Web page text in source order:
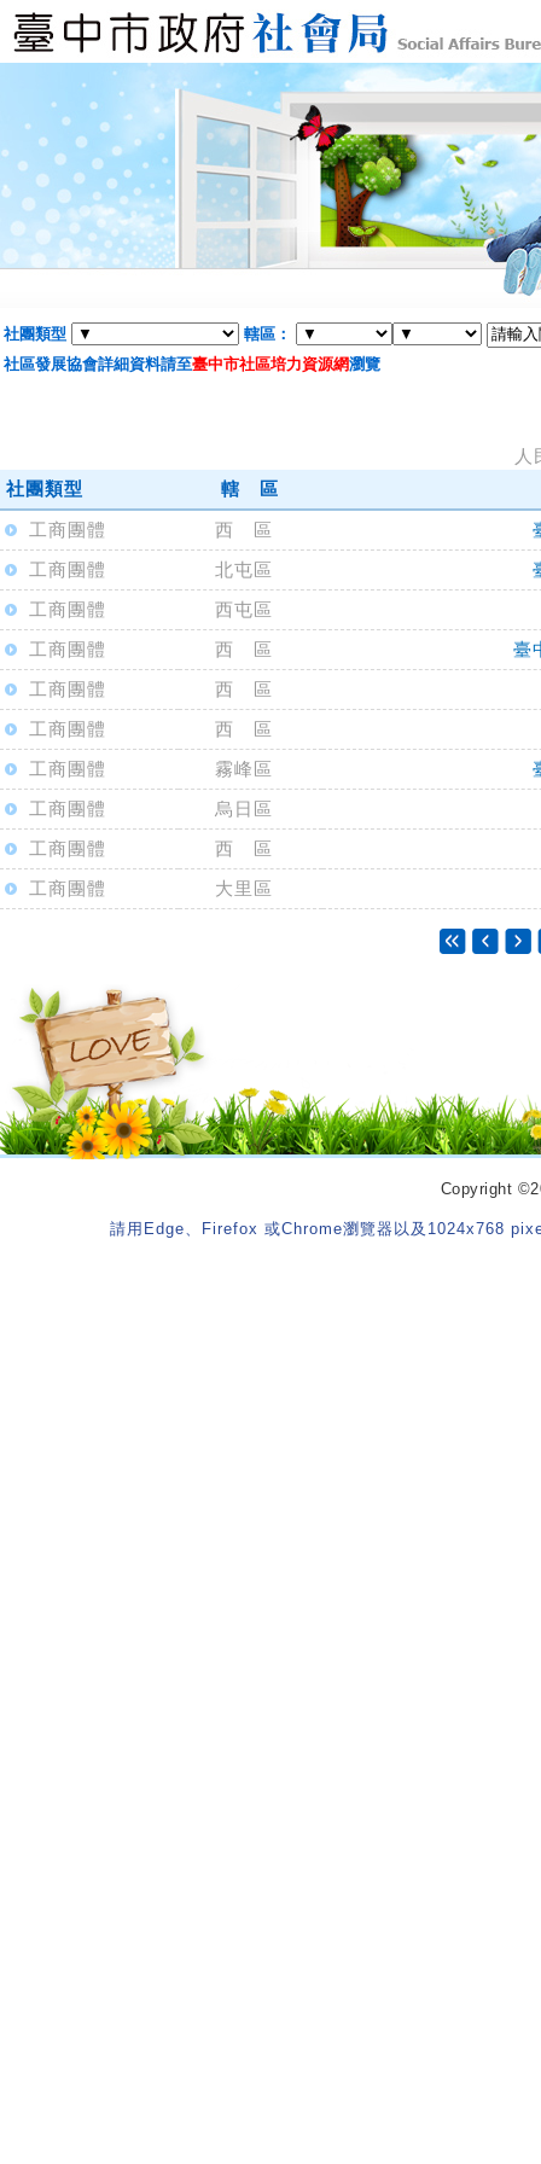
社團類型
轄區：
社區發展協會詳細資料請至臺中市社區培力資源網瀏覽
社團類型
轄 區
工商團體
西 區
工商團體
北屯區
工商團體
西屯區
工商團體
西 區
臺
工商團體
西 區
工商團體
西 區
工商團體
霧峰區
工商團體
烏日區
工商團體
西 區
工商團體
大里區
Copyright
請用Edge、Firefox 或Chrome瀏覽器以及1024x768